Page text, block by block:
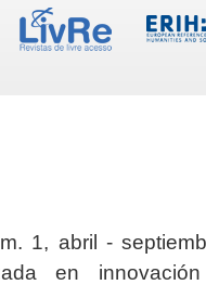
1, abril -
en